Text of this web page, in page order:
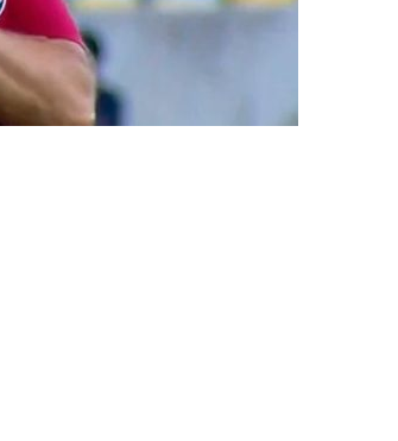
detonam diretoria e pedem
no Fluminense; saiba a situação do